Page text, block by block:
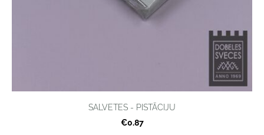
SALVETES - PISTĀCIJU
€0.87